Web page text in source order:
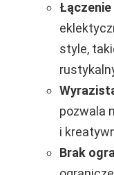
style,
pozwala
i
Brak